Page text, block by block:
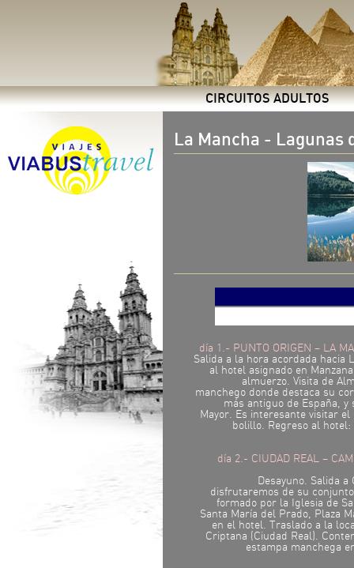
CIRCUITOS ADULTOS
La Mancha - Lagunas
día 1.- PUNTO ORIGEN – LA
Salida a la hora acordada hacia
al hotel asignado en
almuerzo. Visita de
manchego donde destaca su
más antiguo de España, y
Mayor. Es interesante visitar el
bolillo. Regreso al hotel:
día 2.- CIUDAD REAL –
Desayuno. Salida
disfrutaremos de su
formado por la Iglesia de
Santa María del Prado, Plaza
en el hotel. Traslado a la
Criptana (Ciudad Real).
estampa manchega